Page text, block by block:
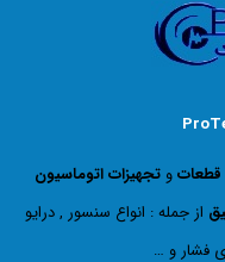
قطعاتو تجهیزات اتوماسیون
از جمله : انواع سنسور , درایو
فشار و …